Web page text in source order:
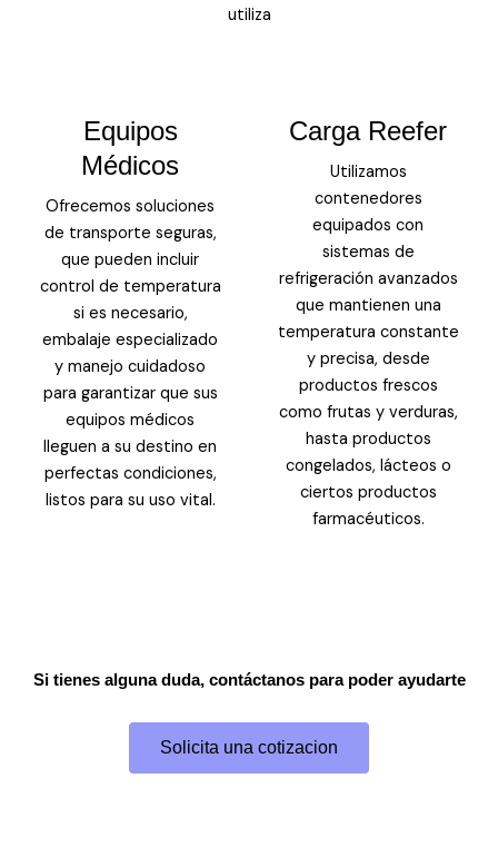
utiliza
Equipos
Médicos
Ofrecemos soluciones
de transporte seguras,
que pueden incluir
control de temperatura
si es necesario,
embalaje especializado
y manejo cuidadoso
para garantizar que sus
equipos médicos
lleguen a su destino en
perfectas condiciones,
listos para su uso vital.
Carga Reefer
Utilizamos
contenedores
equipados con
sistemas de
refrigeración avanzados
que mantienen una
temperatura constante
y precisa, desde
productos frescos
como frutas y verduras,
hasta productos
congelados, lácteos o
ciertos productos
farmacéuticos.
Si tienes alguna duda, contáctanos para poder ayudarte
Solicita una cotizacion